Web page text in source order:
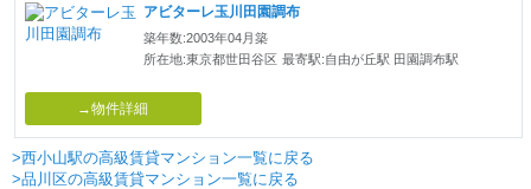
アビターレ玉川田園調布
築年数:2003年04月築
所在地:東京都世田谷区 最寄駅:自由が丘駅 田園調布駅
→物件詳細
>西小山駅の高級賃貸マンション一覧に戻る
>品川区の高級賃貸マンション一覧に戻る